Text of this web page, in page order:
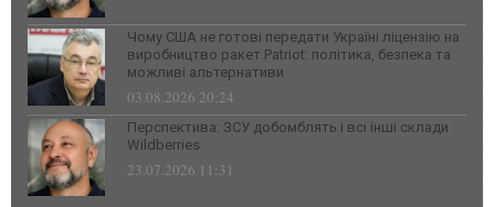
Чому США не готові передати Україні ліцензію на
виробництво ракет Patriot: політика, безпека та
можливі альтернативи
03.08.2026 20:24
Перспектива: ЗСУ добомблять і всі інші склади
Wildberries
23.07.2026 11:31